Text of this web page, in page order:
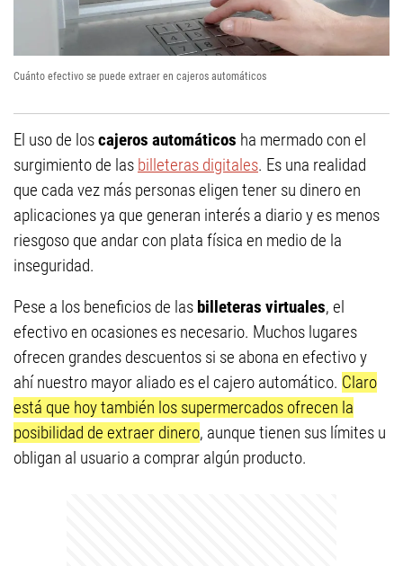
Cuánto efectivo se puede extraer en cajeros automáticos
El uso de loscajeros automáticos ha mermado con el
surgimiento de las billeteras digitales. Es una realidad
que cada vez más personas eligen tener su dinero en
aplicaciones ya que generan interés a diario y es menos
riesgoso que andar con plata física en medio de la
inseguridad.
Pese a los beneficios de las billeteras virtuales, el
efectivo en ocasiones es necesario. Muchos lugares
ofrecen grandes descuentos si se abona en efectivo y
ahí nuestro mayor aliado es el cajero automático. Claro
está que hoy también los supermercados ofrecen la
posibilidad de extraer dinero, aunque tienen sus límites u
obligan al usuario a comprar algún producto.